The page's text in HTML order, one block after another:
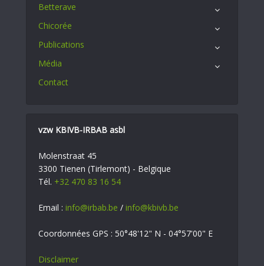
Betterave
Chicorée
Publications
Média
Contact
vzw KBIVB-IRBAB asbl
Molenstraat 45
3300 Tienen (Tirlemont) - Belgique
Tél. +32 470 83 16 54
Email : info@irbab.be / info@kbivb.be
Coordonnées GPS : 50°48'12" N - 04°57'00" E
Disclaimer